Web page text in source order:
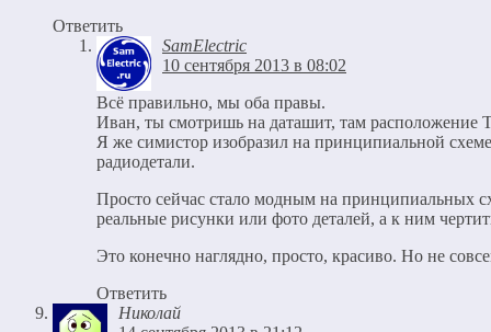
Ответить
SamElectric
10 сентября 2013 в 08:02
Всё правильно, мы оба правы.
Иван, ты смотришь на даташит, там расположение
Я же симистор изобразил на принципиальной
радиодетали.
Просто сейчас стало модным на принципиальных
реальные рисунки или фото деталей, а к ним
Это конечно наглядно, просто, красиво. Но не
Ответить
Николай